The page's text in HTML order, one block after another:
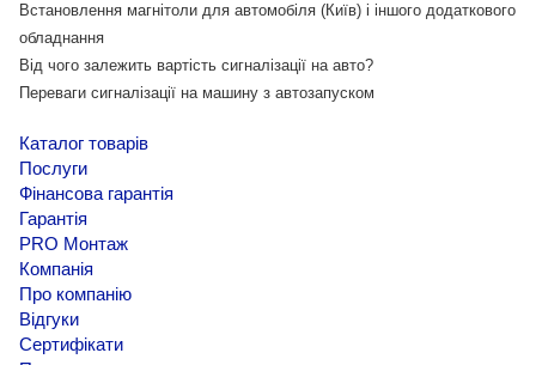
Встановлення магнітоли для автомобіля (Київ) і іншого додаткового
обладнання
Від чого залежить вартість сигналізації на авто?
Переваги сигналізації на машину з автозапуском
Каталог товарів
Послуги
Фінансова гарантія
Гарантія
PRO Монтаж
Компанія
Про компанію
Відгуки
Сертифікати